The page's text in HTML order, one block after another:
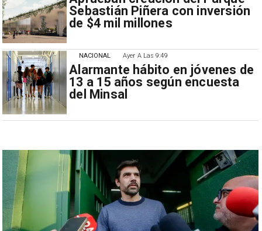
Sebastián Piñera con inversión
de $4 mil millones
Ayer A Las 9:49
Alarmante hábito en jóvenes de
13 a 15 años según encuesta
del Minsal
NACIONAL